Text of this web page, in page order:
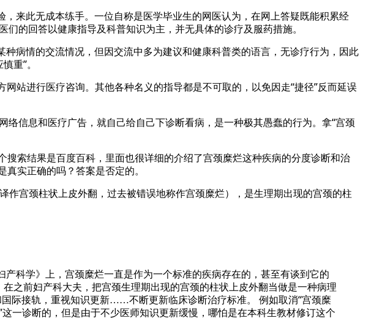
来此无成本练手。一位自称是医学毕业生的网医认为，在网上答疑既能积累经
的回答以健康指导及科普知识为主，并无具体的诊疗及服药措施。
病情的交流情况，但因交流中多为建议和健康科普类的语言，无诊疗行为，因此
重”。
站进行医疗咨询。其他各种名义的指导都是不可取的，以免因走“捷径”反而延误
信息和医疗广告，就自己给自己下诊断看病，是一种极其愚蠢的行为。拿“宫颈
索结果是百度百科，里面也很详细的介绍了宫颈糜烂这种疾病的分度诊断和治
实正确的吗？答案是否定的。
宫颈柱状上皮外翻，过去被错误地称作宫颈糜烂），是生理期出现的宫颈的柱
科学》上，宫颈糜烂一直是作为一个标准的疾病存在的，甚至有谈到它的
之前妇产科大夫，把宫颈生理期出现的宫颈的柱状上皮外翻当做是一种病理
际接轨，重视知识更新……不断更新临床诊断治疗标准。 例如取消“宫颈糜
一诊断的，但是由于不少医师知识更新缓慢，哪怕是在本科生教材修订这个